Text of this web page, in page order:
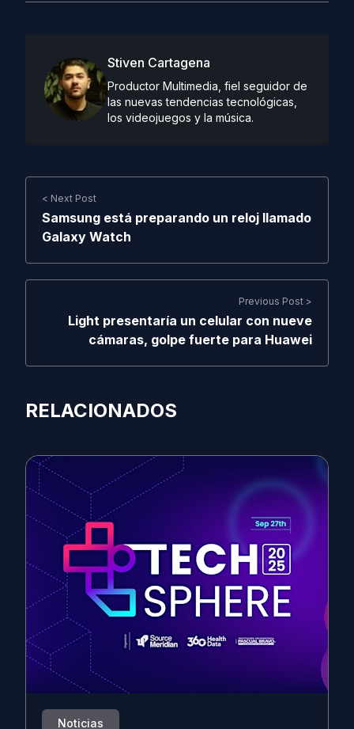
Stiven Cartagena
Productor Multimedia, fiel seguidor de
las nuevas tendencias tecnológicas,
los videojuegos y la música.
< Next Post
Samsung está preparando un reloj llamado
Galaxy Watch
Previous Post >
Light presentaría un celular con nueve
cámaras, golpe fuerte para Huawei
RELACIONADOS
Noticias